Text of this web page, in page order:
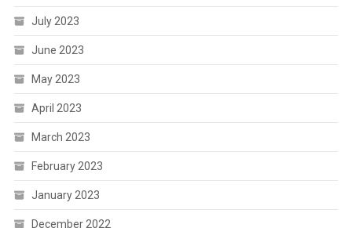
July 2023
June 2023
May 2023
April 2023
March 2023
February 2023
January 2023
December 2022